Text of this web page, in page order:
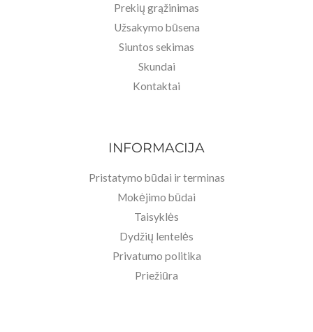
Prekių grąžinimas
Užsakymo būsena
Siuntos sekimas
Skundai
Kontaktai
INFORMACIJA
Pristatymo būdai ir terminas
Mokėjimo būdai
Taisyklės
Dydžių lentelės
Privatumo politika
Priežiūra